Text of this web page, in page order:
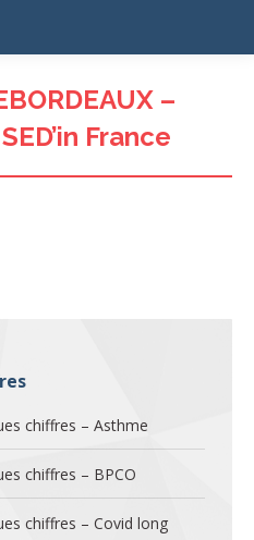
–
France
chiffres – Asthme
chiffres – BPCO
chiffres – Covid long